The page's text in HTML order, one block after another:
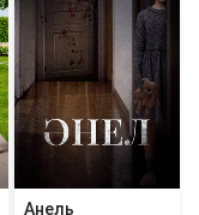
Анель